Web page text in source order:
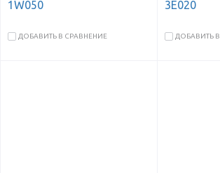
1W050
ДОБАВИТЬ В СРАВНЕНИЕ
3E020
ДОБАВИТЬ